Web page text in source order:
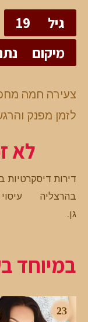
גיל
19
מיקום
צעירה חמה
לזמן מפנק
לא
דירות דיסקרטיות
בהרצליה
גן.
במיוחד
23